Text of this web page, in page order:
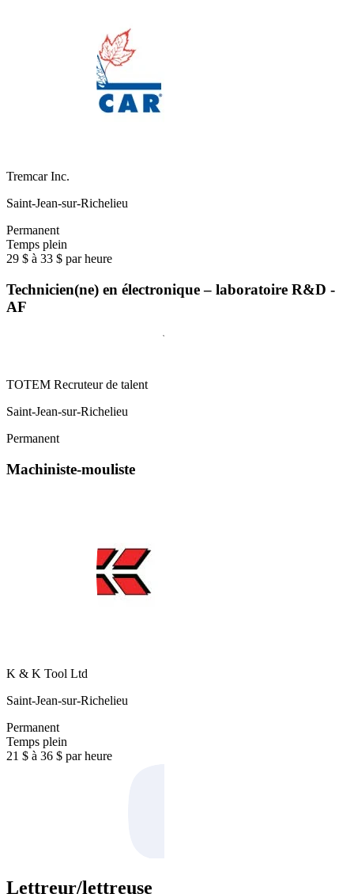
Tremcar Inc.
Saint-Jean-sur-Richelieu
Permanent
Temps plein
29 $ à 33 $ par heure
Technicien(ne) en électronique – laboratoire R&D -
AF
TOTEM Recruteur de talent
Saint-Jean-sur-Richelieu
Permanent
Machiniste-mouliste
K & K Tool Ltd
Saint-Jean-sur-Richelieu
Permanent
Temps plein
21 $ à 36 $ par heure
Lettreur/lettreuse